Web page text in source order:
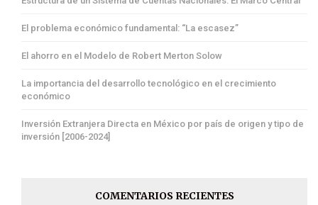
El problema económico fundamental: “La escasez”
El ahorro en el Modelo de Robert Merton Solow
La importancia del desarrollo tecnológico en el crecimiento
económico
Inversión Extranjera Directa en México por país de origen y tipo de
inversión [2006-2024]
COMENTARIOS RECIENTES